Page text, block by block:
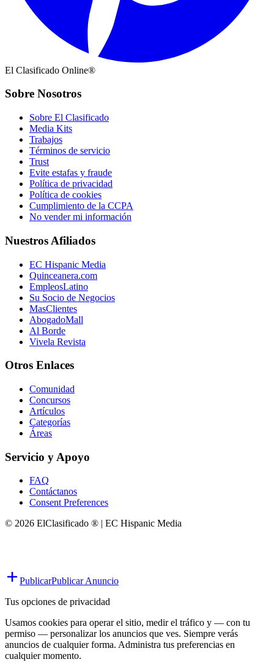
El Clasificado Online®
Sobre Nosotros
Sobre El Clasificado
Media Kits
Trabajos
Términos de servicio
Trust
Evite estafas y fraude
Política de privacidad
Política de cookies
Cumplimiento de la CCPA
No vender mi información
Nuestros Afiliados
EC Hispanic Media
Quinceanera.com
EmpleosLatino
Su Socio de Negocios
MasClientes
AbogadoMall
Al Borde
Vivela Revista
Otros Enlaces
Comunidad
Concursos
Artículos
Categorías
Áreas
Servicio y Apoyo
FAQ
Contáctanos
Consent Preferences
© 2026 ElClasificado ® | EC Hispanic Media
PublicarPublicar Anuncio
Tus opciones de privacidad
Usamos cookies para operar el sitio, medir el tráfico y — con tu
permiso — personalizar los anuncios que ves. Siempre verás
anuncios de cualquier forma. Administra tus preferencias en
cualquier momento.